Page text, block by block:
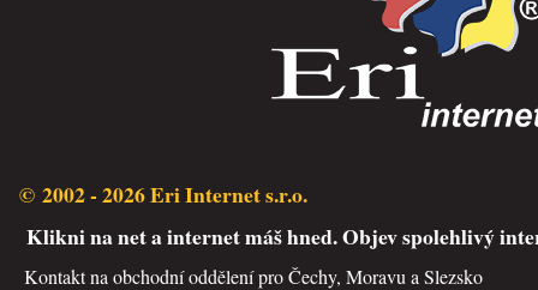
© 2002 - 2026 Eri Internet s.r.o.
Klikni na net a internet máš hned. Objev spolehlivý
Kontakt na obchodní oddělení pro Čechy, Moravu a Slezsko